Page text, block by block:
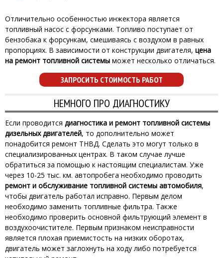
Отличительно особенностью инжектора является
топливный насос с форсунками. Топливо поступает от
бензобака к форсункам, смешиваясь с воздухом в равных
пропорциях. В зависимости от конструкции двигателя, цена
на ремонт топливной системы может несколько отличаться.
ЗАПРОСИТЬ СТОИМОСТЬ РАБОТ
НЕМНОГО ПРО ДИАГНОСТИКУ
Если проводится диагностика и ремонт топливной системы
дизельных двигателей, то дополнительно может
понадобится ремонт ТНВД. Сделать это могут только в
специализированных центрах. В таком случае лучше
обратиться за помощью к настоящим специалистам. Уже
через 10-25 тыс. км. автопробега необходимо проводить
ремонт и обслуживание топливной системы автомобиля,
чтобы двигатель работал исправно. Первым делом
необходимо заменить топливные фильтра. Также
необходимо проверить основной фильтрующий элемент в
воздухоочистителе. Первым признаком неисправности
является плохая приемистость на низких оборотах,
двигатель может заглохнуть на ходу либо потребуется